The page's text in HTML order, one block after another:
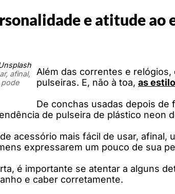
e atitude ao
afinal,
Além das correntes e
pulseiras. E, não à toa, as
De conchas usadas depois de
de pulseira de plástico neon
acessório mais fácil de usar,
expressarem um pouco de sua
é importante se atentar a alguns
e caber corretamente.